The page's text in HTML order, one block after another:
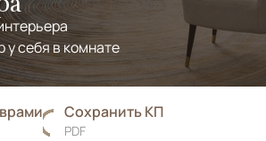
у себя в комнате
Сохранить КП
PDF